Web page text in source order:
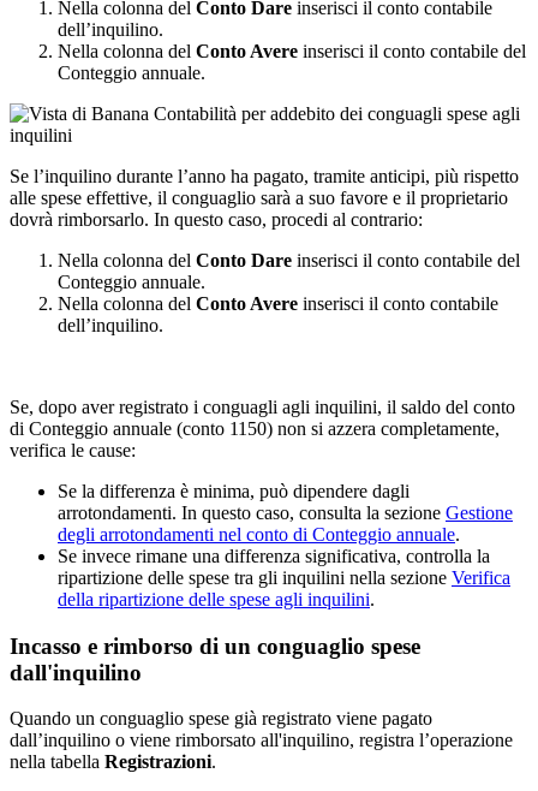
Nella colonna del Conto Dare inserisci il conto contabile
dell’inquilino.
Nella colonna del Conto Avere inserisci il conto contabile del
Conteggio annuale.
Se l’inquilino durante l’anno ha pagato, tramite anticipi, più rispetto
alle spese effettive, il conguaglio sarà a suo favore e il proprietario
dovrà rimborsarlo. In questo caso, procedi al contrario:
Nella colonna del Conto Dare inserisci il conto contabile del
Conteggio annuale.
Nella colonna del Conto Avere inserisci il conto contabile
dell’inquilino.
Se, dopo aver registrato i conguagli agli inquilini, il saldo del conto
di Conteggio annuale (conto 1150) non si azzera completamente,
verifica le cause:
Se la differenza è minima, può dipendere dagli
arrotondamenti. In questo caso, consulta la sezione Gestione
degli arrotondamenti nel conto di Conteggio annuale.
Se invece rimane una differenza significativa, controlla la
ripartizione delle spese tra gli inquilini nella sezione Verifica
della ripartizione delle spese agli inquilini.
Incasso e rimborso di un conguaglio spese
dall'inquilino
Quando un conguaglio spese già registrato viene pagato
dall’inquilino o viene rimborsato all'inquilino, registra l’operazione
nella tabella Registrazioni.